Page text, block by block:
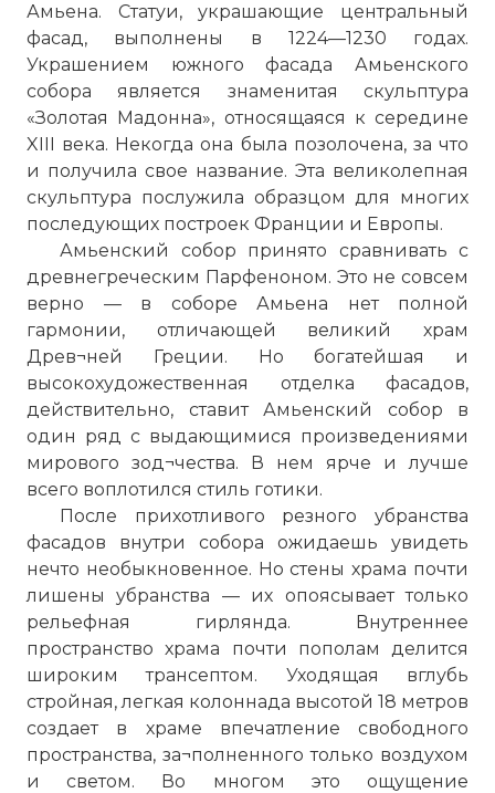
Амьена. Статуи, украшающие центральный
фасад, выполнены в 1224—1230 годах.
Украшением южного фасада Амьенского
собора является знаменитая скульптура
«Золотая Мадонна», относящаяся к середине
XIII века. Некогда она была позолочена, за что
и получила свое название. Эта великолепная
скульптура послужила образцом для многих
последующих построек Франции и Европы.
Амьенский собор принято сравнивать с
древнегреческим Парфеноном. Это не совсем
верно — в соборе Амьена нет полной
гармонии, отличающей великий храм
Древ¬ней Греции. Но богатейшая и
высокохудожественная отделка фасадов,
действительно, ставит Амьенский собор в
один ряд с выдающимися произведениями
мирового зод¬чества. В нем ярче и лучше
всего воплотился стиль готики.
После прихотливого резного убранства
фасадов внутри собора ожидаешь увидеть
нечто необыкновенное. Но стены храма почти
лишены убранства — их опоясывает только
рельефная гирлянда. Внутреннее
пространство храма почти пополам делится
широким трансептом. Уходящая вглубь
стройная, легкая колоннада высотой 18 метров
создает в храме впечатление свободного
пространства, за¬полненного только воздухом
и светом. Во многом это ощущение